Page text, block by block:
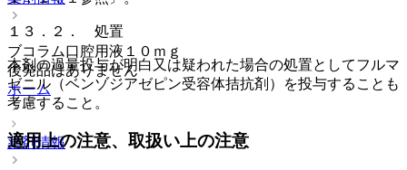
ブコラム口腔用液１０ｍｇ
後発品はありません
ホーム
薬剤情報
１３．２． 処置
本剤の過量投与が明白又は疑われた場合の処置としてフルマ
ゼニル（ベンゾジアゼピン受容体拮抗剤）を投与することも
考慮すること。
適用上の注意、取扱い上の注意